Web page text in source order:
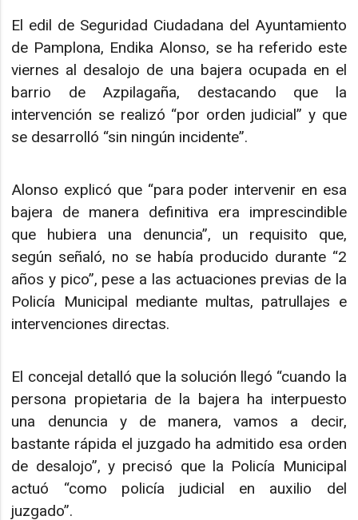
El edil de Seguridad Ciudadana del Ayuntamiento
de Pamplona, Endika Alonso, se ha referido este
viernes al desalojo de una bajera ocupada en el
barrio de Azpilagaña, destacando que la
intervención se realizó “por orden judicial” y que
se desarrolló “sin ningún incidente”.
Alonso explicó que “para poder intervenir en esa
bajera de manera definitiva era imprescindible
que hubiera una denuncia”, un requisito que,
según señaló, no se había producido durante “2
años y pico”, pese a las actuaciones previas de la
Policía Municipal mediante multas, patrullajes e
intervenciones directas.
El concejal detalló que la solución llegó “cuando la
persona propietaria de la bajera ha interpuesto
una denuncia y de manera, vamos a decir,
bastante rápida el juzgado ha admitido esa orden
de desalojo”, y precisó que la Policía Municipal
actuó “como policía judicial en auxilio del
juzgado”.